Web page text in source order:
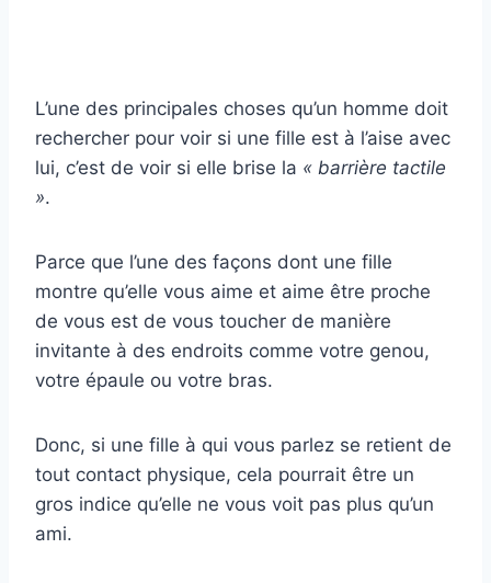
L’une des principales choses qu’un homme doit
rechercher pour voir si une fille est à l’aise avec
lui, c’est de voir si elle brise la « barrière tactile
».
Parce que l’une des façons dont une fille
montre qu’elle vous aime et aime être proche
de vous est de vous toucher de manière
invitante à des endroits comme votre genou,
votre épaule ou votre bras.
Donc, si une fille à qui vous parlez se retient de
tout contact physique, cela pourrait être un
gros indice qu’elle ne vous voit pas plus qu’un
ami.